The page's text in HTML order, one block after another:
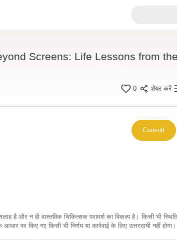
Screens: Life Lessons from
0 शेयर करें
Consult
है और न ही वास्तविक चिकित्सक परामर्श का विकल्प है। किसी भी
पर किए गए किसी भी निर्णय या कार्रवाई के लिए उत्तरदायी नहीं होगा।